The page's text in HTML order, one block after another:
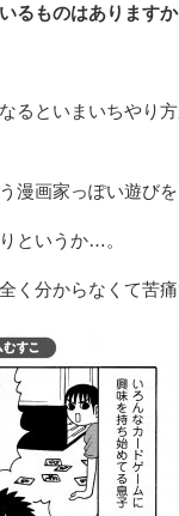
るものはありますか
るといまいちやり
漫画家っぽい遊びを
というか…。
く分からなくて苦痛